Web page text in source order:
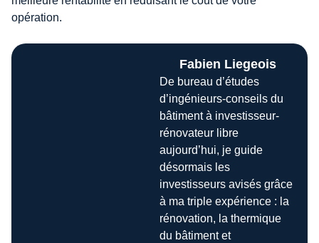
opération.
Fabien Liegeois
De bureau d’études
d’ingénieurs-conseils du
bâtiment à investisseur-
rénovateur libre
aujourd’hui, je guide
désormais les
investisseurs avisés grâce
à ma triple expérience : la
rénovation, la thermique
du bâtiment et